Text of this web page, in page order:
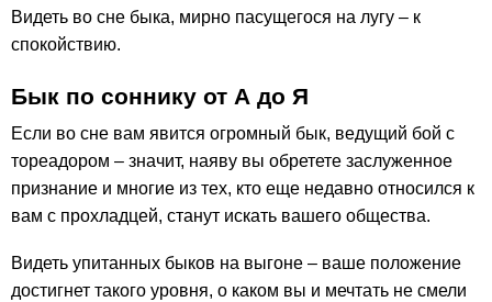
Видеть во сне быка, мирно пасущегося на лугу – к
спокойствию.
Бык по соннику от А до Я
Если во сне вам явится огромный бык, ведущий бой с
тореадором – значит, наяву вы обретете заслуженное
признание и многие из тех, кто еще недавно относился к
вам с прохладцей, станут искать вашего общества.
Видеть упитанных быков на выгоне – ваше положение
достигнет такого уровня, о каком вы и мечтать не смели